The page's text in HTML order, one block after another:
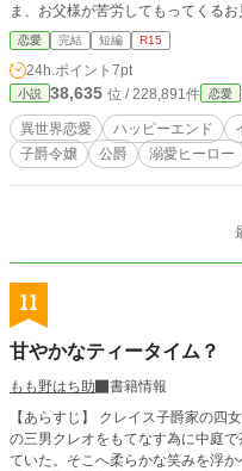
ま、お父様が苦労してもってくる
ひょんな事から、木の上から落ち
込まれてしまう。 しかも、公爵様は「私の天使」と私のことを呼んで非常に、
それはもう大層に、大袈裟なほどに
親は喜んで私を売りわ……婚約させ
み、公爵様との交流を深めていく。 一体、この人はなんで私を「私の天使」な
どと呼ぶのだろう？ 私の中の疑問と
過去を忘れなかった公爵様と、山猿
恋愛 完結 短編 R15
24h.ポイント 7pt
小説 38,635 位 / 228,891件 恋愛
異世界恋愛 ハッピーエンド
子爵令嬢
公爵 溺愛ヒーロー
11
甘やかなティータイム？
もも野はち助
書籍情報
【あらすじ】 クレイス子爵家の四
の三男クレオをもてなす為に中庭
ていた。そこへ柔らかな笑みを浮